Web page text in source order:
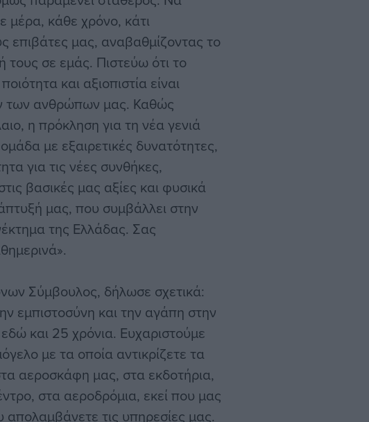
κάθε χρόνο, κάτι
επιβάτες μας, αναβαθμίζοντας το
τους σε εμάς. Πιστεύω ότι το
και αξιοπιστία είναι
των ανθρώπων μας. Καθώς
η πρόκληση για τη νέα γενιά
με εξαιρετικές δυνατότητες,
για τις νέες συνθήκες,
βασικές μας αξίες και φυσικά
μας, που συμβάλλει στην
της Ελλάδας. Σας
Σύμβουλος, δήλωσε σχετικά:
εμπιστοσύνη και την αγάπη στην
και 25 χρόνια. Ευχαριστούμε
με τα οποία αντικρίζετε τα
αεροσκάφη μας, στα εκδοτήρια,
στα αεροδρόμια, εκεί που μας
απολαμβάνετε τις υπηρεσίες μας.